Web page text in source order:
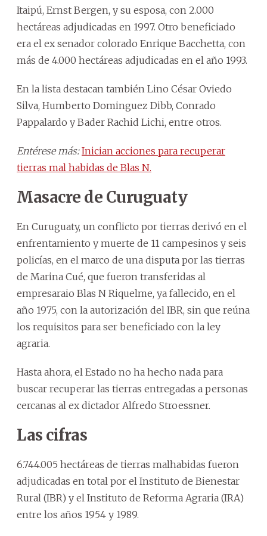
Itaipú, Ernst Bergen, y su esposa, con 2.000
hectáreas adjudicadas en 1997. Otro beneficiado
era el ex senador colorado Enrique Bacchetta, con
más de 4.000 hectáreas adjudicadas en el año 1993.
En la lista destacan también Lino César Oviedo
Silva, Humberto Dominguez Dibb, Conrado
Pappalardo y Bader Rachid Lichi, entre otros.
Entérese más:Inician acciones para recuperar
tierras mal habidas de Blas N.
Masacre de Curuguaty
En Curuguaty, un conflicto por tierras derivó en el
enfrentamiento y muerte de 11 campesinos y seis
policías, en el marco de una disputa por las tierras
de Marina Cué, que fueron transferidas al
empresaraio Blas N Riquelme, ya fallecido, en el
año 1975, con la autorización del IBR, sin que reúna
los requisitos para ser beneficiado con la ley
agraria.
Hasta ahora, el Estado no ha hecho nada para
buscar recuperar las tierras entregadas a personas
cercanas al ex dictador Alfredo Stroessner.
Las cifras
6.744.005 hectáreas de tierras malhabidas fueron
adjudicadas en total por el Instituto de Bienestar
Rural (IBR) y el Instituto de Reforma Agraria (IRA)
entre los años 1954 y 1989.